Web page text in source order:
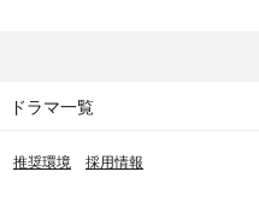
ドラマ一覧
推奨環境 採用情報